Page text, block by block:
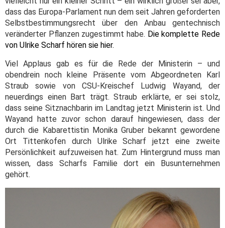
dass das Europa-Parlament nun dem seit Jahren geforderten
Selbstbestimmungsrecht über den Anbau gentechnisch
veränderter Pflanzen zugestimmt habe. Die komplette Rede
von Ulrike Scharf hören sie hier.
Viel Applaus gab es für die Rede der Ministerin – und
obendrein noch kleine Präsente vom Abgeordneten Karl
Straub sowie von CSU-Kreischef Ludwig Wayand, der
neuerdings einen Bart trägt. Straub erklärte, er sei stolz,
dass seine Sitznachbarin im Landtag jetzt Ministerin ist. Und
Wayand hatte zuvor schon darauf hingewiesen, dass der
durch die Kabarettistin Monika Gruber bekannt gewordene
Ort Tittenkofen durch Ulrike Scharf jetzt eine zweite
Persönlichkeit aufzuweisen hat. Zum Hintergrund muss man
wissen, dass Scharfs Familie dort ein Busunternehmen
gehört.